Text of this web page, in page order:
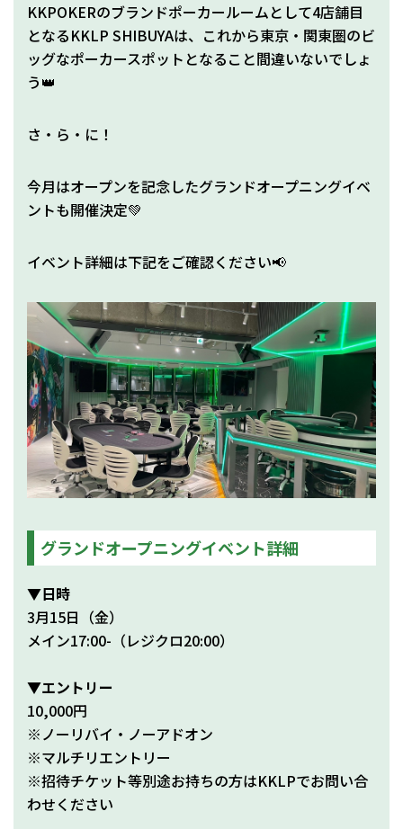
KKPOKERのブランドポーカールームとして4店舗目
となるKKLP SHIBUYAは、これから東京・関東圏のビ
ッグなポーカースポットとなること間違いないでしょ
う👑
さ・ら・に！
今月はオープンを記念したグランドオープニングイベ
ントも開催決定💚
イベント詳細は下記をご確認ください📢
グランドオープニングイベント詳細
▼日時
3月15日（金）
メイン17:00-（レジクロ20:00）
▼エントリー
10,000円
※ノーリバイ・ノーアドオン
※マルチリエントリー
※招待チケット等別途お持ちの方はKKLPでお問い合
わせください